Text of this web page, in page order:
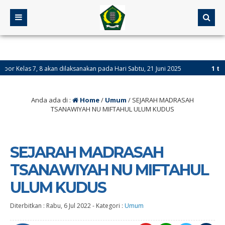
7, 8 akan dilaksanakan pada Hari Sabtu, 21 Juni 2025 1 tahun
Anda ada di : Home/ Umum / SEJARAH MADRASAH
TSANAWIYAH NU MIFTAHUL ULUM KUDUS
SEJARAH MADRASAH
TSANAWIYAH NU MIFTAHUL
ULUM KUDUS
Diterbitkan : Rabu, 6 Jul 2022- Kategori : Umum